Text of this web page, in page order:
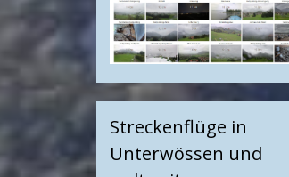
Streckenflüge in
Unterwössen und